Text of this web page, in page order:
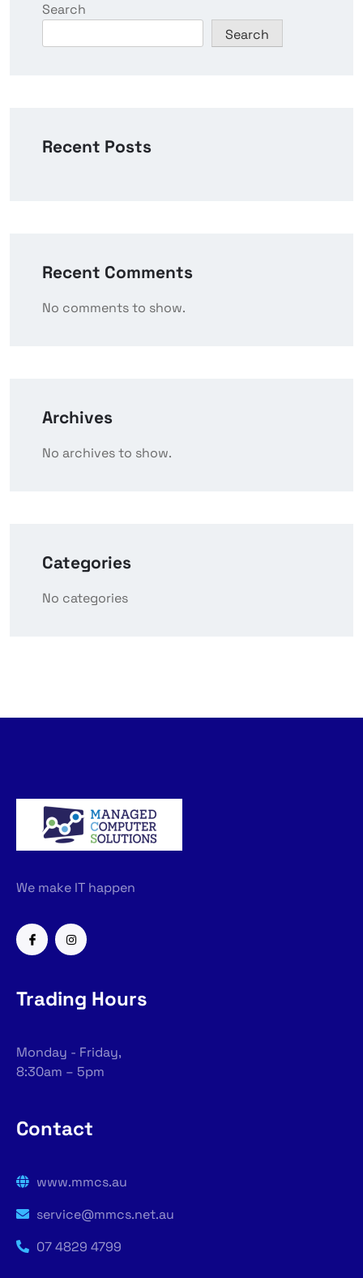
Search
Search
Recent Posts
Recent Comments
No comments to show.
Archives
No archives to show.
Categories
No categories
We make IT happen
Trading Hours
Monday - Friday,
8:30am – 5pm
Contact
www.mmcs.au
service@mmcs.net.au
07 4829 4799